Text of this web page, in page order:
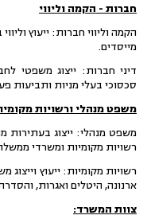
חברות - הקמה וליווי
הקמה וליווי חברות: ייעוץ
מייסדים.
דיני חברות: ייצוג משפטי
סכסוכי בעלי מניות ותביעות
משפט מנהלי ורשויות
משפט מנהלי: ייצוג בעתירות
רשויות מקומיות ומשרדי
רשויות מקומיות: ייעוץ וייצוג
ארנונה, היטלים ואגרות,
צוות המשרד: